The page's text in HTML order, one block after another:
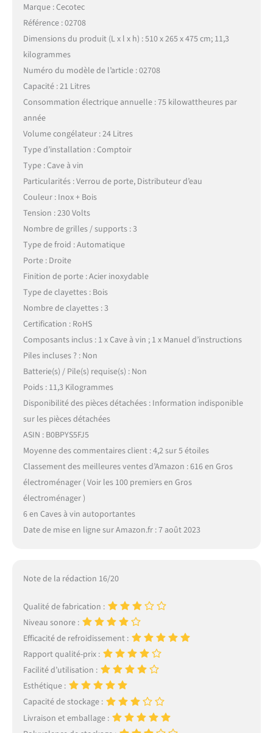
Marque : Cecotec
Référence : 02708
Dimensions du produit (L x l x h) : 510 x 265 x 475 cm; 11,3
kilogrammes
Numéro du modèle de l’article : 02708
Capacité : 21 Litres
Consommation électrique annuelle : 75 kilowattheures par
année
Volume congélateur : 24 Litres
Type d’installation : Comptoir
Type : Cave à vin
Particularités : Verrou de porte, Distributeur d’eau
Couleur : Inox + Bois
Tension : 230 Volts
Nombre de grilles / supports : 3
Type de froid : Automatique
Porte : Droite
Finition de porte : Acier inoxydable
Type de clayettes : Bois
Nombre de clayettes : 3
Certification : RoHS
Composants inclus : 1 x Cave à vin ; 1 x Manuel d’instructions
Piles incluses ? : Non
Batterie(s) / Pile(s) requise(s) : Non
Poids : 11,3 Kilogrammes
Disponibilité des pièces détachées : Information indisponible
sur les pièces détachées
ASIN : B0BPYS5FJ5
Moyenne des commentaires client : 4,2 sur 5 étoiles
Classement des meilleures ventes d’Amazon : 616 en Gros
électroménager ( Voir les 100 premiers en Gros
électroménager )
6 en Caves à vin autoportantes
Date de mise en ligne sur Amazon.fr : 7 août 2023
Note de la rédaction 16/20
Qualité de fabrication :
Niveau sonore :
Efficacité de refroidissement :
Rapport qualité-prix :
Facilité d’utilisation :
Esthétique :
Capacité de stockage :
Livraison et emballage :